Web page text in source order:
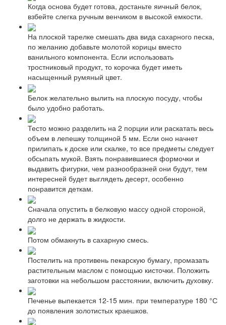
Когда основа будет готова, достаньте яичный белок,
взбейте слегка ручным венчиком в высокой емкости.
На плоской тарелке смешать два вида сахарного песка,
по желанию добавьте молотой корицы вместо
ванильного компонента. Если использовать
тростниковый продукт, то корочка будет иметь
насыщенный румяный цвет.
Белок желательно вылить на плоскую посуду, чтобы
было удобно работать.
Тесто можно разделить на 2 порции или раскатать весь
объем в лепешку толщиной 5 мм. Если оно начнет
прилипать к доске или скалке, то все предметы следует
обсыпать мукой. Взять понравившиеся формочки и
выдавить фигурки, чем разнообразней они будут, тем
интересней будет выглядеть десерт, особенно
понравится деткам.
Сначала опустить в белковую массу одной стороной,
долго не держать в жидкости.
Потом обмакнуть в сахарную смесь.
Постелить на противень пекарскую бумагу, промазать
растительным маслом с помощью кисточки. Положить
заготовки на небольшом расстоянии, включить духовку.
Печенье выпекается 12-15 мин. при температуре 180 °С
до появления золотистых краешков.